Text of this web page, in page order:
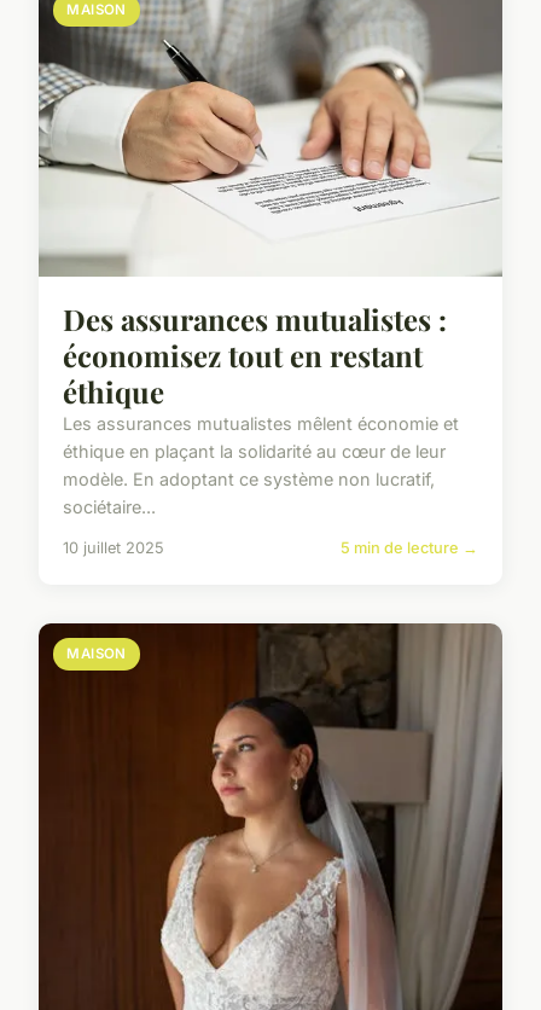
MAISON
Des assurances mutualistes :
économisez tout en restant
éthique
Les assurances mutualistes mêlent économie et
éthique en plaçant la solidarité au cœur de leur
modèle. En adoptant ce système non lucratif,
sociétaire...
10 juillet 2025 5 min de lecture →
MAISON